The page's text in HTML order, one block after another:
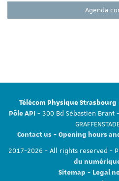
Agenda
Télécom Physique Strasbourg
Pôle API - 300 Bd Sébastien Brant
Contact us - Opening hours
2017-2026 - All rights reserved -
du
Sitemap - Legal